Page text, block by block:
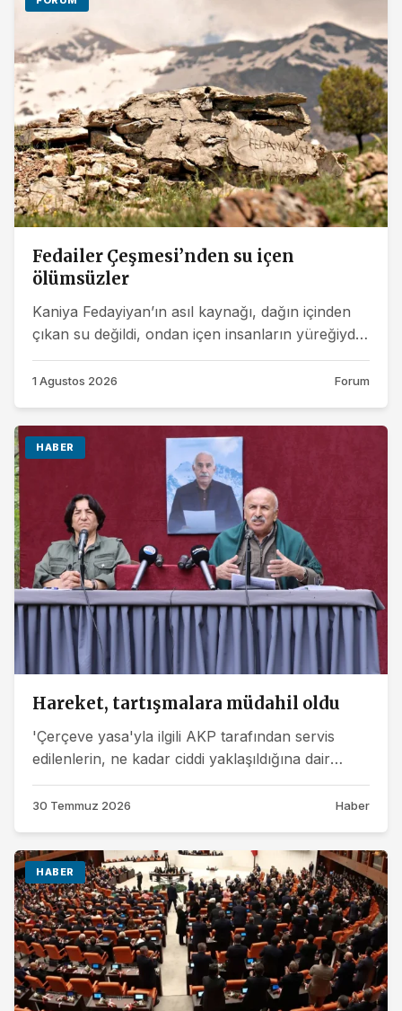
Fedailer Çeşmesi’nden su içen
ölümsüzler
Kaniya Fedayiyan’ın asıl kaynağı, dağın içinden
çıkan su değildi, ondan içen insanların yüreğiydi.
Onlar, buradan aldıkları...
1 Agustos 2026 Forum
HABER
Hareket, tartışmalara müdahil oldu
'Çerçeve yasa'yla ilgili AKP tarafından servis
edilenlerin, ne kadar ciddi yaklaşıldığına dair
kuşkular oluşturduğuna dikkat...
30 Temmuz 2026 Haber
HABER